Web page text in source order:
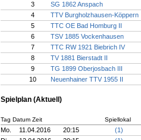
3
SG 1862 Anspach
4
TTV Burgholzhausen-Köppern
5
TTC OE Bad Homburg II
6
TSV 1885 Vockenhausen
7
TTC RW 1921 Biebrich IV
8
TV 1881 Bierstadt II
9
TG 1899 Oberjosbach III
10
Neuenhainer TTV 1955 II
Spielplan (Aktuell)
Tag Datum Zeit Spiellokal
Mo. 11.04.2016 20:15 (1)